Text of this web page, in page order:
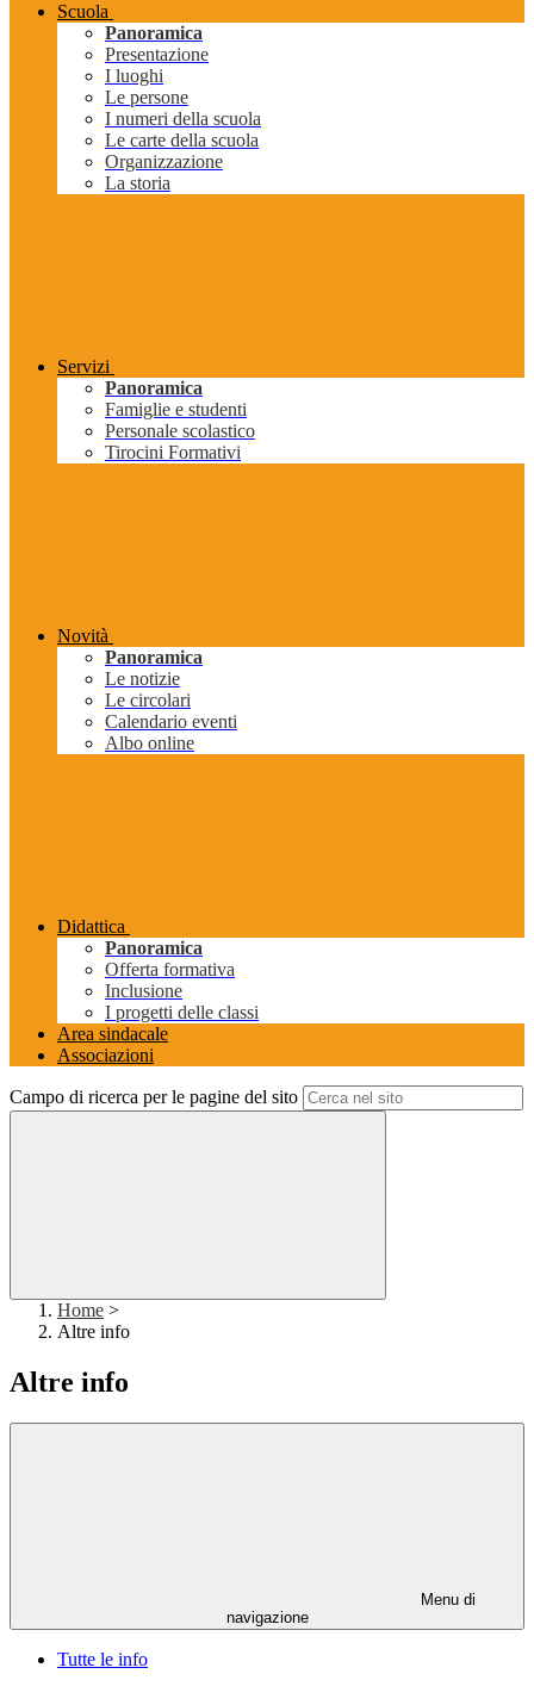
Scuola
Panoramica
Presentazione
I luoghi
Le persone
I numeri della scuola
Le carte della scuola
Organizzazione
La storia
Servizi
Panoramica
Famiglie e studenti
Personale scolastico
Tirocini Formativi
Novità
Panoramica
Le notizie
Le circolari
Calendario eventi
Albo online
Didattica
Panoramica
Offerta formativa
Inclusione
I progetti delle classi
Area sindacale
Associazioni
Campo di ricerca per le pagine del sito
Home >
Altre info
Altre info
Menu di
navigazione
Tutte le info